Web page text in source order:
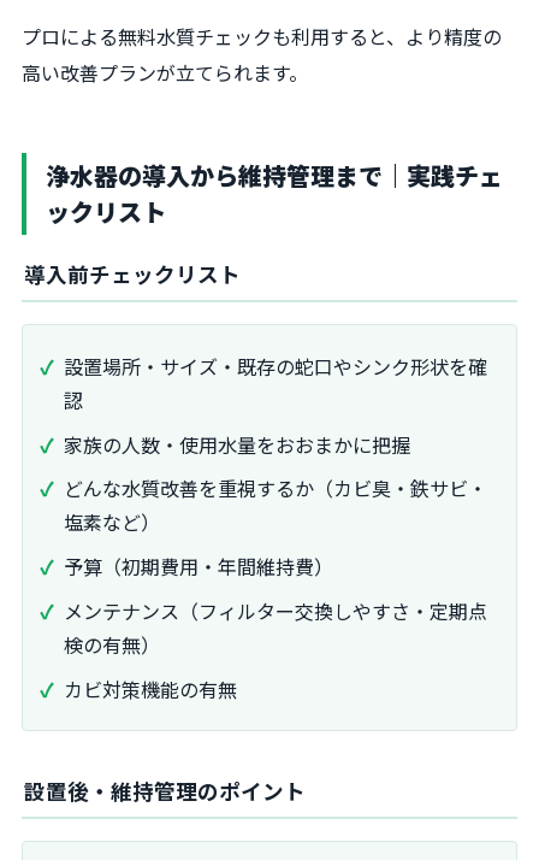
プロによる無料水質チェックも利用すると、より精度の
高い改善プランが立てられます。
浄水器の導入から維持管理まで｜実践チェ
ックリスト
導入前チェックリスト
設置場所・サイズ・既存の蛇口やシンク形状を確
認
家族の人数・使用水量をおおまかに把握
どんな水質改善を重視するか（カビ臭・鉄サビ・
塩素など）
予算（初期費用・年間維持費）
メンテナンス（フィルター交換しやすさ・定期点
検の有無）
カビ対策機能の有無
設置後・維持管理のポイント